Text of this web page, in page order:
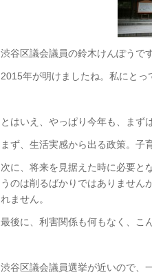
渋谷区議会議員の鈴木けんぽうです
2015年が明けましたね。私にとっ
とはいえ、やっぱり今年も、まず
まず、生活実感から出る政策。子
次に、将来を見据えた時に必要と
うのは削るばかりではありませ
れません。
最後に、利害関係も何もなく、こ
渋谷区議会議員選挙が近いので、